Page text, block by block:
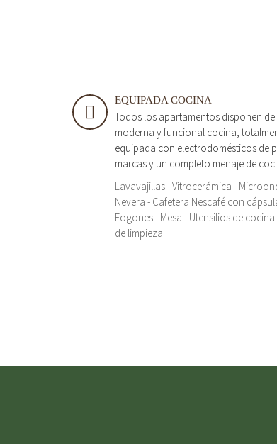
EQUIPADA COCINA
Todos los apartamentos disponen de
moderna y funcional cocina,
equipada con electrodomésticos de
marcas y un completo menaje de
Lavavajillas - Vitrocerámica -
Nevera - Cafetera Nescafé con
Fogones - Mesa - Utensilios de
de limpieza